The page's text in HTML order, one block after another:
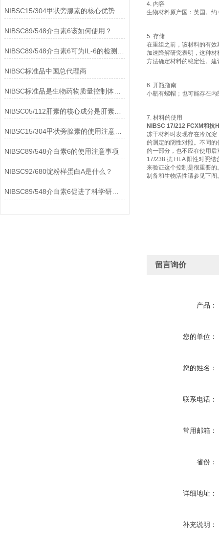
NIBSC15/304甲状旁腺素的核心优势有哪些？
NIBSC89/548介白素6该如何使用？
NIBSC标准品中国总代理商
NIBSC标准品是生物药物质量控制体系中的基础工具
NIBSC05/112肝素的核心成分是肝素钠(Heparin Sodium)
NIBSC15/304甲状旁腺素的使用注意事项
NIBSC89/548介白素6的使用注意事项
NIBSC92/680淀粉样蛋白A是什么？
NIBSC89/548介白素6促进了科学研究的进步
4. 内容
生物材料原产国：英国。
5. 存储
在重组之前，该材料的有
加速降解研究表明，这种
方法确定材料的稳定性。
6. 开瓶指南
小瓶有螺帽；也可能存在
7. 材料的使用
NIBSC 17/212 FCXM和抗
冻干材料时发现存在冷沉
的测定的阴性对照。不同的
的一部分，也不应在使用
17/238 抗 HLA 阳性对照
来验证这个控制是很重要
制备和生物活性请参见下图
留言询价
产品：
您的单位：
您的姓名：
联系电话：
常用邮箱：
省份：
详细地址：
补充说明：